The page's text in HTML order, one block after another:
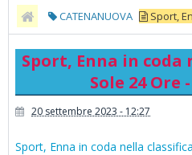
CATENANUOVA Sport,
Sole 24 Ore - Vivi Enna
Sport, Enna in coda
Sole 24 Ore
20 settembre 2023 - 12:27
Sport, Enna in coda nella